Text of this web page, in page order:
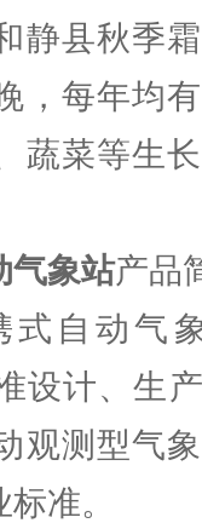
静县秋季
，每年均
蔬菜等生
气象站产品
自动气
设计、生
观测型气
准。